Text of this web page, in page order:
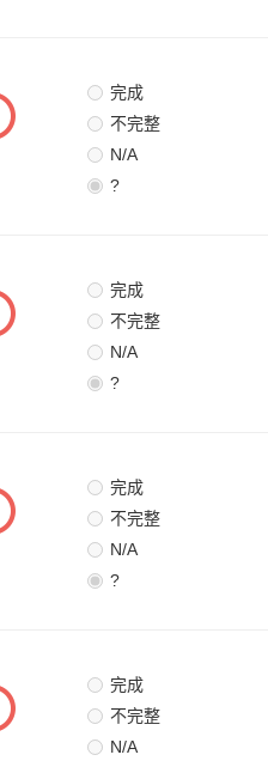
完成
不完整
N/A
?
完成
不完整
N/A
?
完成
不完整
N/A
?
完成
不完整
N/A